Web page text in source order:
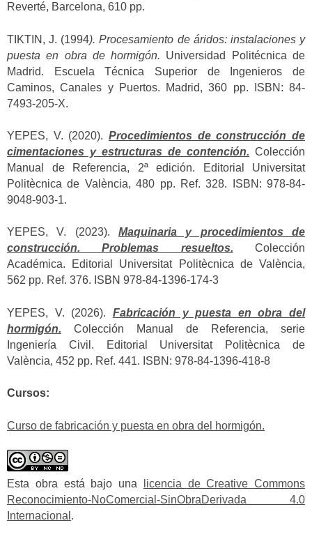
Reverté, Barcelona, 610 pp.
TIKTIN, J. (1994).Procesamiento de áridos: instalaciones y
puesta en obra de hormigón. Universidad Politécnica de
Madrid. Escuela Técnica Superior de Ingenieros de
Caminos, Canales y Puertos. Madrid, 360 pp. ISBN: 84-
7493-205-X.
YEPES, V. (2020). Procedimientos de construcción de
cimentaciones y estructuras de contención. Colección
Manual de Referencia, 2ª edición. Editorial Universitat
Politècnica de València, 480 pp. Ref. 328. ISBN: 978-84-
9048-903-1.
YEPES, V. (2023). Maquinaria y procedimientos de
construcción. Problemas resueltos. Colección
Académica. Editorial Universitat Politècnica de València,
562 pp. Ref. 376. ISBN 978-84-1396-174-3
YEPES, V. (2026). Fabricación y puesta en obra del
hormigón. Colección Manual de Referencia, serie
Ingeniería Civil. Editorial Universitat Politècnica de
València, 452 pp. Ref. 441. ISBN: 978-84-1396-418-8
Cursos:
Curso de fabricación y puesta en obra del hormigón.
Esta obra está bajo una
licencia de Creative Commons
Reconocimiento-NoComercial-SinObraDerivada 4.0
Internacional .